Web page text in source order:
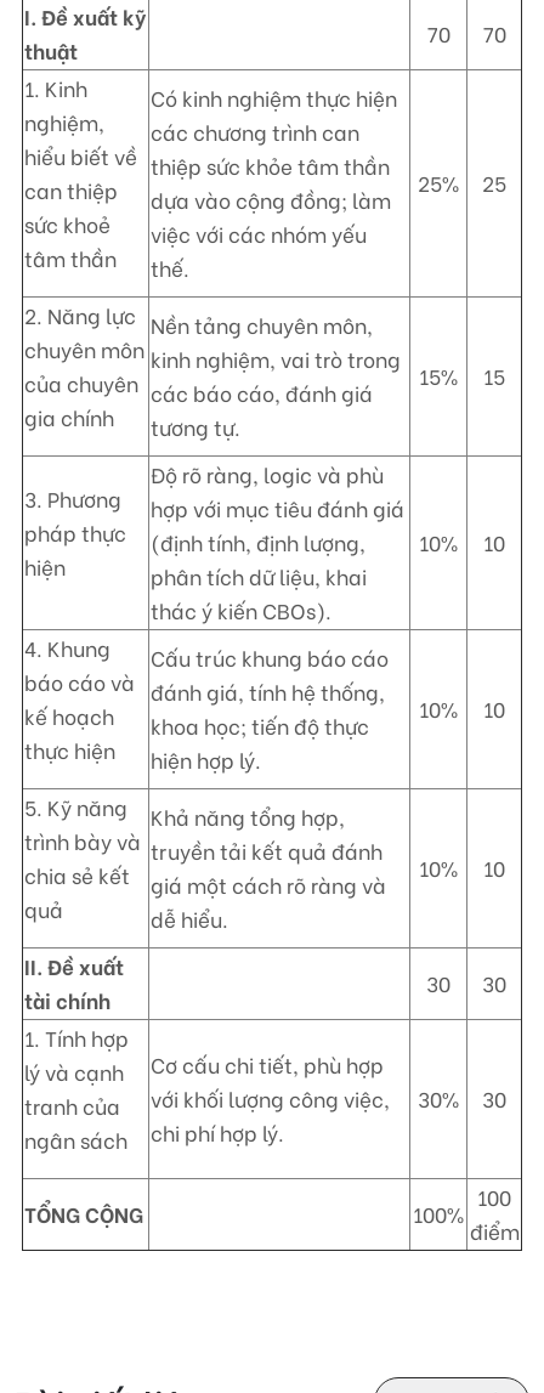
I. Đề xuất kỹ
thuật
70
70
1. Kinh
nghiệm,
hiểu biết về
can thiệp
sức khoẻ
tâm thần
Có kinh nghiệm thực hiện
các chương trình can
thiệp sức khỏe tâm thần
dựa vào cộng đồng; làm
việc với các nhóm yếu
thế.
25% 25
2. Năng lực
chuyên môn
của chuyên
gia chính
Nền tảng chuyên môn,
kinh nghiệm, vai trò trong
các báo cáo, đánh giá
tương tự.
15% 15
3. Phương
pháp thực
hiện
Độ rõ ràng, logic và phù
hợp với mục tiêu đánh giá
(định tính, định lượng,
phân tích dữ liệu, khai
thác ý kiến CBOs).
10% 10
4. Khung
báo cáo và
kế hoạch
thực hiện
Cấu trúc khung báo cáo
đánh giá, tính hệ thống,
khoa học; tiến độ thực
hiện hợp lý.
10% 10
5. Kỹ năng
trình bày và
chia sẻ kết
quả
Khả năng tổng hợp,
truyền tải kết quả đánh
giá một cách rõ ràng và
dễ hiểu.
10% 10
II. Đề xuất
tài chính
30
30
1. Tính hợp
lý và cạnh
tranh của
ngân sách
Cơ cấu chi tiết, phù hợp
với khối lượng công việc,
chi phí hợp lý.
30% 30
TỔNG CỘNG 100%
100
điểm